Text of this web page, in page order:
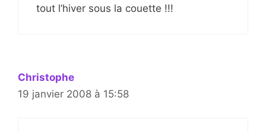
tout l’hiver sous la couette !!!
Christophe
19 janvier 2008 à 15:58